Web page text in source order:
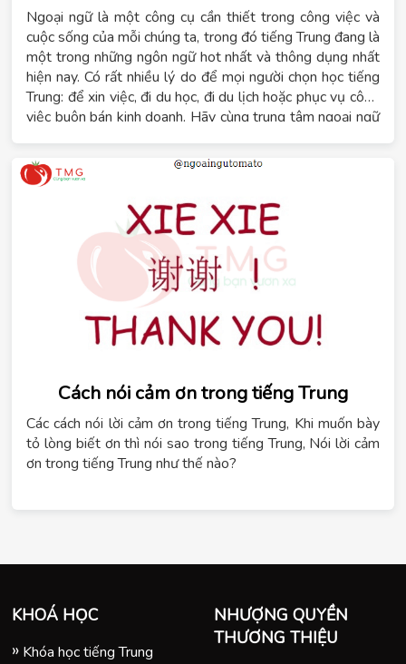
Ngoại ngữ là một công cụ cần thiết trong công việc và
cuộc sống của mỗi chúng ta, trong đó tiếng Trung đang là
một trong những ngôn ngữ hot nhất và thông dụng nhất
hiện nay. Có rất nhiều lý do để mọi người chọn học tiếng
Trung: để xin việc, đi du học, đi du lịch hoặc phục vụ công
việc buôn bán kinh doanh. Hãy cùng trung tâm ngoại ngữ
viết này.
Cách nói cảm ơn trong tiếng Trung
Các cách nói lời cảm ơn trong tiếng Trung, Khi muốn bày
tỏ lòng biết ơn thì nói sao trong tiếng Trung, Nói lời cảm
ơn trong tiếng Trung như thế nào?
KHOÁ HỌC
Khóa học tiếng Trung
NHƯỢNG QUYỀN
THƯƠNG THIỆU